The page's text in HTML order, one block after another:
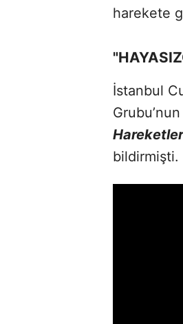
harekete
İstanbul
bildirmişti.